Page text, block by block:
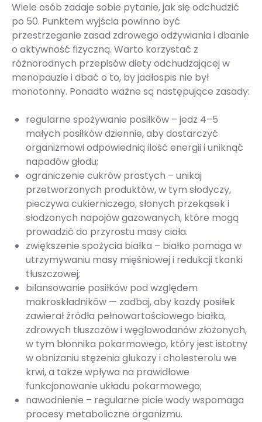
Wiele osób zadaje sobie pytanie, jak się odchudzić
po 50. Punktem wyjścia powinno być
przestrzeganie zasad zdrowego odżywiania i dbanie
o aktywność fizyczną. Warto korzystać z
różnorodnych przepisów diety odchudzającej w
menopauzie i dbać o to, by jadłospis nie był
monotonny. Ponadto ważne są następujące zasady:
regularne spożywanie posiłków – jedz 4–5
małych posiłków dziennie, aby dostarczyć
organizmowi odpowiednią ilość energii i uniknąć
napadów głodu;
ograniczenie cukrów prostych – unikaj
przetworzonych produktów, w tym słodyczy,
pieczywa cukierniczego, słonych przekąsek i
słodzonych napojów gazowanych, które mogą
prowadzić do przyrostu masy ciała.
zwiększenie spożycia białka – białko pomaga w
utrzymywaniu masy mięśniowej i redukcji tkanki
tłuszczowej;
bilansowanie posiłków pod względem
makroskładników — zadbaj, aby każdy posiłek
zawierał źródła pełnowartościowego białka,
zdrowych tłuszczów i węglowodanów złożonych,
w tym błonnika pokarmowego, który jest istotny
w obniżaniu stężenia glukozy i cholesterolu we
krwi, a także wpływa na prawidłowe
funkcjonowanie układu pokarmowego;
nawodnienie – regularne picie wody wspomaga
procesy metaboliczne organizmu.